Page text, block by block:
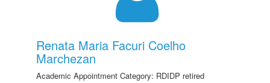
Renata Maria Facuri Coelho
Marchezan
Academic Appointment Category: RDIDP retired